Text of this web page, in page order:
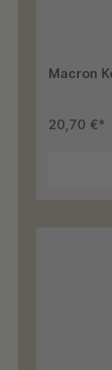
Macron
20,70 €*